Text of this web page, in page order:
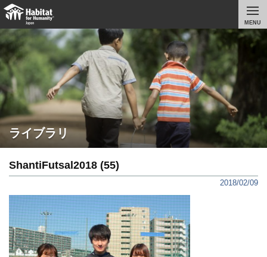
MENU
ライブラリ
ShantiFutsal2018 (55)
2018/02/09